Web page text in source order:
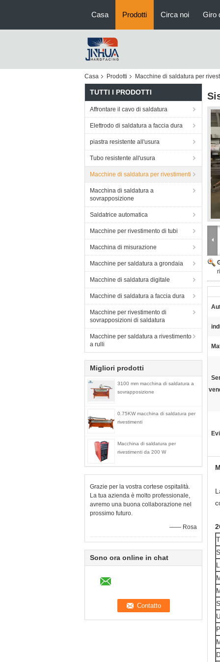
Casa Prodotti Circa noi Giro
Casa Prodotti Macchine di saldatura per
TUTTI I PRODOTTI
Affrontare il cavo di saldatura
Elettrodo di saldatura a faccia dura
piastra resistente all'usura
Tubo resistente all'usura
Macchine di saldatura per rivestimenti
Macchina di saldatura a
sovrapposizione
Saldatrice automatica
Macchine per rivestimento di tubi
Macchina di misurazione
Macchine per saldatura a grondaia
Macchine di saldatura digitale
Macchine di saldatura a faccia dura
Macchine per rivestimento di
sovrapposizioni di saldatura
Macchine per saldatura a rivestimento
a rulli
Migliori prodotti
3100 mm macchina di saldatura a
sovrapposizione
0.75KW macchina di saldatura per
rivestimenti
Macchina di saldatura per
rivestimenti da 200 W
Grazie per la vostra cortese ospitalità.
La tua azienda è molto professionale,
avremo una buona collaborazione nel
prossimo futuro.
—— Rosa
Sono ora online in chat